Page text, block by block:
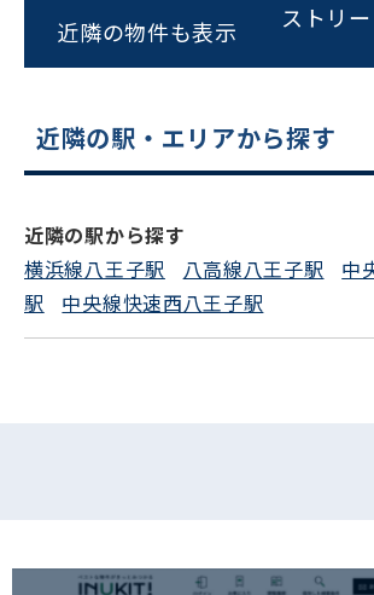
スムーズにご案内できます
0120-620-
近隣の物件も表示
ストリ
近隣の駅・エリアから探す
近隣の駅から探す
横浜線八王子駅
八高線八王子駅
中
駅
中央線快速西八王子駅